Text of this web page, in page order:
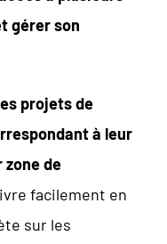
gérer son
projets de
à leur
de
facilement en
sur les